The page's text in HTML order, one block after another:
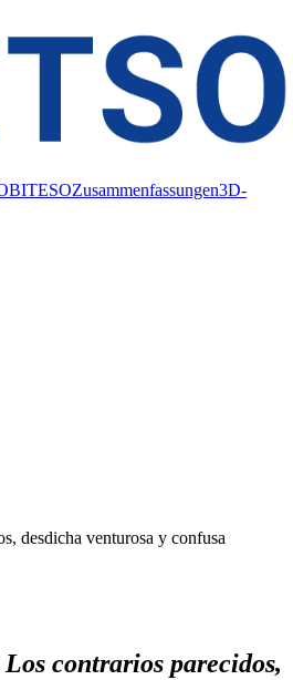
BITESOZusammenfassungen3D-
desdicha venturosa y confusa
Los contrarios parecidos,